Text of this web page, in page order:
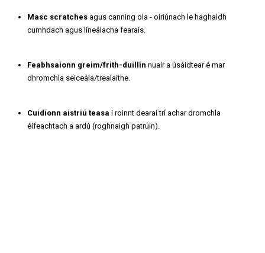
Masc scratches agus canning ola - oiriúnach le haghaidh
cumhdach agus líneálacha fearais.
Feabhsaíonn greim/frith-duillín nuair a úsáidtear é mar
dhromchla seiceála/trealaithe.
Cuidíonn aistriú teasa i roinnt dearaí trí achar dromchla
éifeachtach a ardú (roghnaigh patrúin).